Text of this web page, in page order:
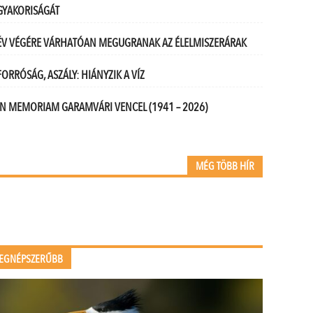
VÉGÉRE VÁRHATÓAN MEGUGRANAK AZ ÉLELMISZERÁRAK
ASZÁLY: HIÁNYZIK A VÍZ
MEMORIAM GARAMVÁRI VENCEL (1941 – 2026)
MÉG TÖBB HÍR